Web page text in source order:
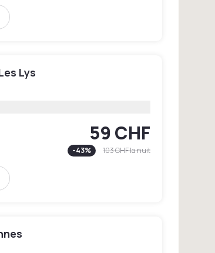
Lys
59 CHF
-43% 103 CHFla nuit